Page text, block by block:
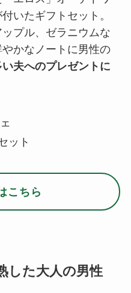
こちら
や夫には、深みのあ
すすめ。高級ブラン
、クリスマスにぴった